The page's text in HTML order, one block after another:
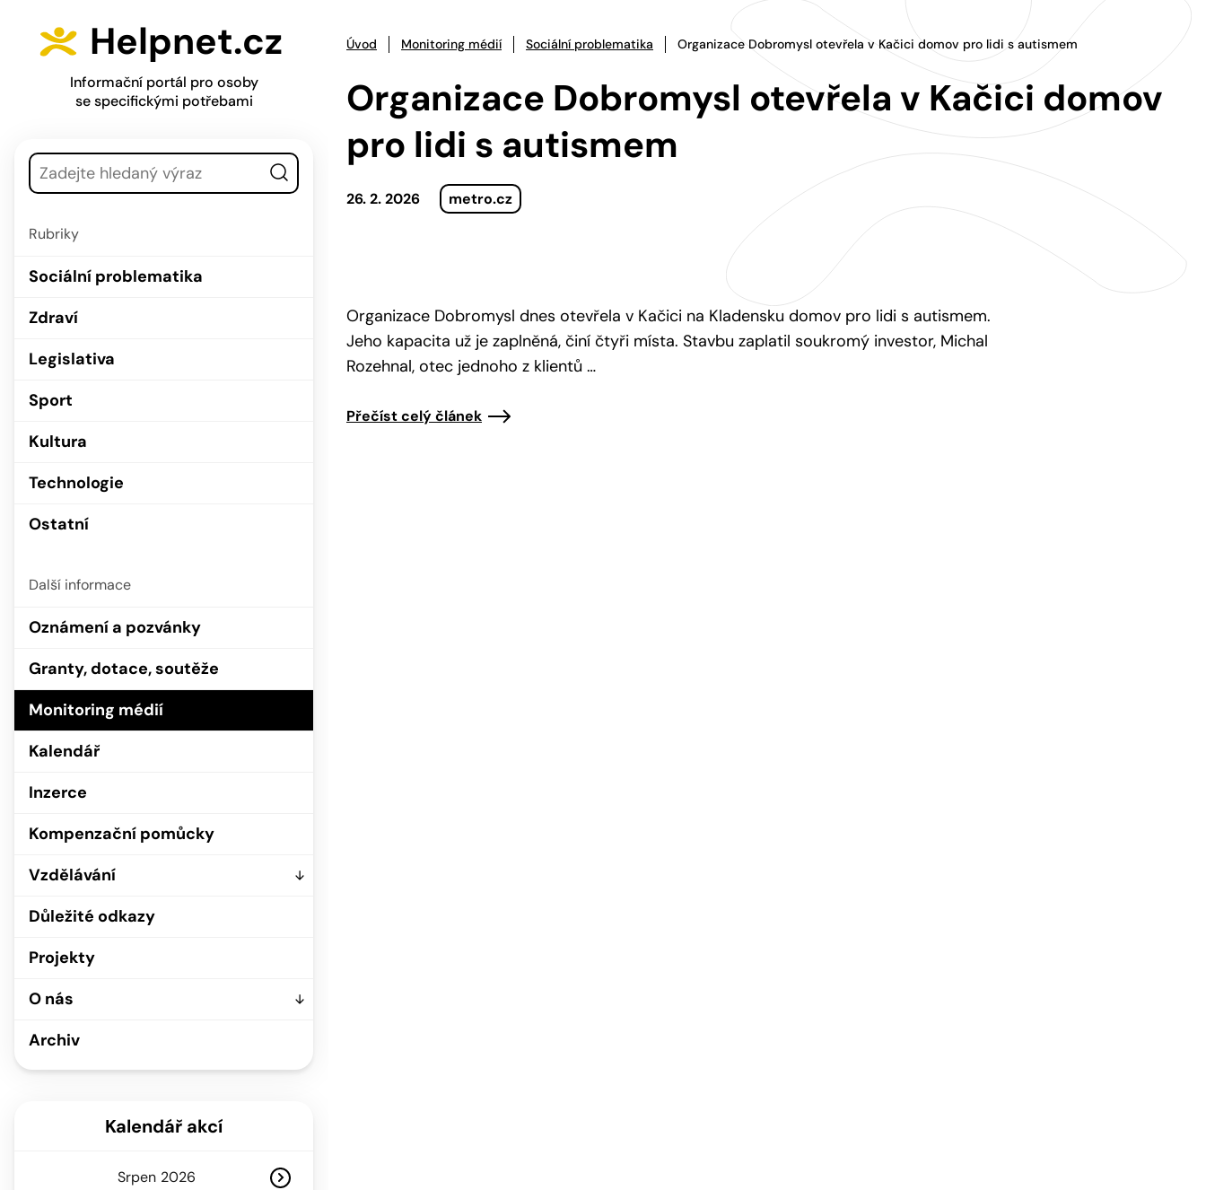
Helpnet.cz
Informační portál pro osoby
se specifickými potřebami
Rubriky
Sociální problematika
Zdraví
Legislativa
Sport
Kultura
Technologie
Ostatní
Další informace
Oznámení a pozvánky
Granty, dotace, soutěže
Monitoring médií
Kalendář
Inzerce
Kompenzační pomůcky
Vzdělávání
Důležité odkazy
Projekty
O nás
Archiv
Kalendář akcí
Srpen
Úvod Monitoring médií Sociální problematika Organizace Dobromysl otevřela v Kačici domov pro lidi s autismem
Organizace Dobromysl otevřela v Kačici domov
pro lidi s autismem
26. 2. 2026 metro.cz
Organizace Dobromysl dnes otevřela v Kačici na Kladensku domov pro lidi s autismem.
Jeho kapacita už je zaplněná, činí čtyři místa. Stavbu zaplatil soukromý investor, Michal
Rozehnal, otec jednoho z klientů …
Přečíst celý článek